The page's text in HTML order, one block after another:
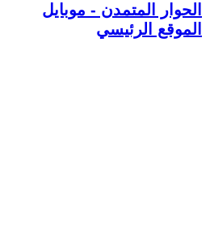
الحوار المتمدن - موبايل
الموقع الرئيسي